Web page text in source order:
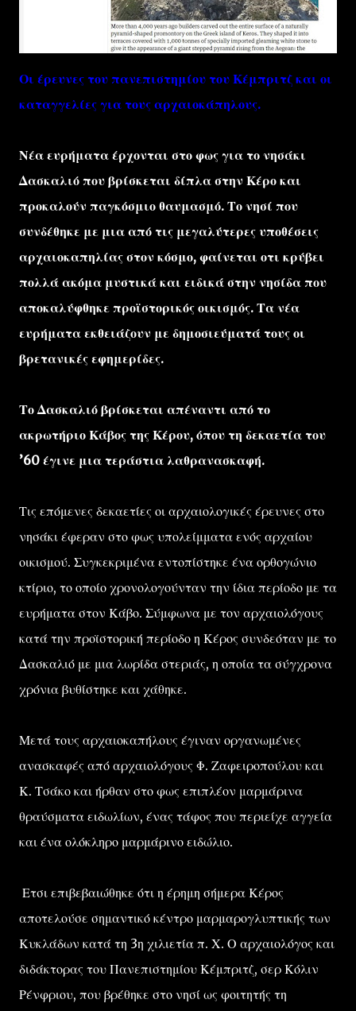
Οι έρευνες του πανεπιστημίου του Κέμπριτζ και οι
καταγγελίες για τους αρχαιοκάπηλους.
Νέα ευρήματα έρχονται στο φως για το νησάκι
Δασκαλιό που βρίσκεται δίπλα στην Κέρο και
προκαλούν παγκόσμιο θαυμασμό. Το νησί που
συνδέθηκε με μια από τις μεγαλύτερες υποθέσεις
αρχαιοκαπηλίας στον κόσμο, φαίνεται οτι κρύβει
πολλά ακόμα μυστικά και ειδικά στην νησίδα που
αποκαλύφθηκε προϊστορικός οικισμός. Τα νέα
ευρήματα εκθειάζουν με δημοσιεύματά τους οι
βρετανικές εφημερίδες.
Το Δασκαλιό βρίσκεται απέναντι από το
ακρωτήριο Κάβος της Κέρου, όπου τη δεκαετία του
’60 έγινε μια τεράστια λαθρανασκαφή.
Τις επόμενες δεκαετίες οι αρχαιολογικές έρευνες στο
νησάκι έφεραν στο φως υπολείμματα ενός αρχαίου
οικισμού. Συγκεκριμένα εντοπίστηκε ένα ορθογώνιο
κτίριο, το οποίο χρονολογούνταν την ίδια περίοδο με τα
ευρήματα στον Κάβο. Σύμφωνα με τον αρχαιολόγους
κατά την προϊστορική περίοδο η Κέρος συνδεόταν με το
Δασκαλιό με μια λωρίδα στεριάς, η οποία τα σύγχρονα
χρόνια βυθίστηκε και χάθηκε.
Μετά τους αρχαιοκαπήλους έγιναν οργανωμένες
ανασκαφές από αρχαιολόγους Φ. Ζαφειροπούλου και
Κ. Τσάκο και ήρθαν στο φως επιπλέον μαρμάρινα
θραύσματα ειδωλίων, ένας τάφος που περιείχε αγγεία
και ένα ολόκληρο μαρμάρινο ειδώλιο.
Ετσι επιβεβαιώθηκε ότι η έρημη σήμερα Κέρος
αποτελούσε σημαντικό κέντρο μαρμαρογλυπτικής των
Κυκλάδων κατά τη 3η χιλιετία π. Χ. Ο αρχαιολόγος και
διδάκτορας του Πανεπιστημίου Κέμπριτζ, σερ Κόλιν
Ρένφριου, που βρέθηκε στο νησί ως φοιτητής τη